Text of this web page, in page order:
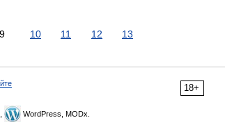
9 10 11 12 13
18+
WordPress, MODx.